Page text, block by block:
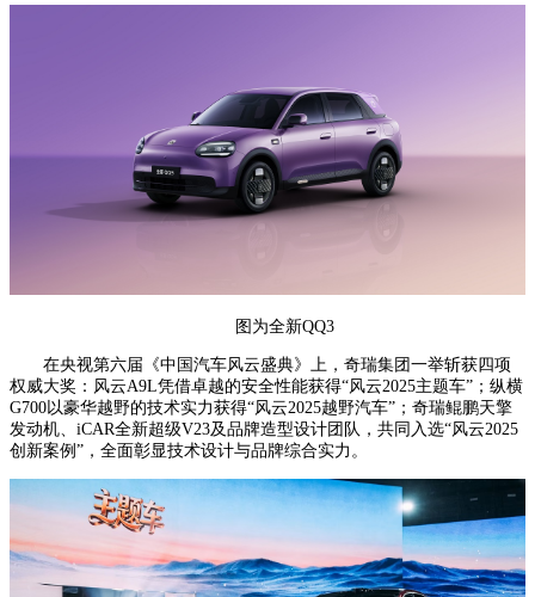
图为全新QQ3
在央视第六届《中国汽车风云盛典》上，奇瑞集团一举斩获四项
权威大奖：风云A9L凭借卓越的安全性能获得“风云2025主题车”；纵横
G700以豪华越野的技术实力获得“风云2025越野汽车”；奇瑞鲲鹏天擎
发动机、iCAR全新超级V23及品牌造型设计团队，共同入选“风云2025
创新案例”，全面彰显技术设计与品牌综合实力。